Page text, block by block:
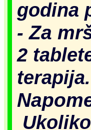
godina
-Za
2
terapija.